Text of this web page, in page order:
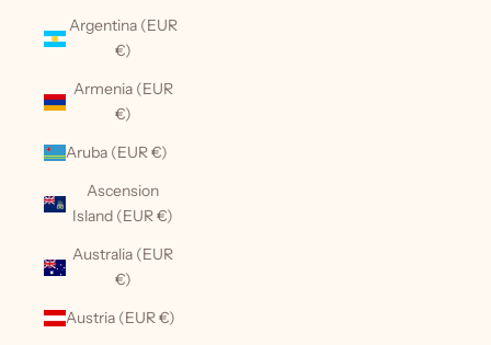
Argentina (EUR
€)
Armenia (EUR
€)
Aruba (EUR €)
Ascension
Island (EUR €)
Australia (EUR
€)
Austria (EUR €)